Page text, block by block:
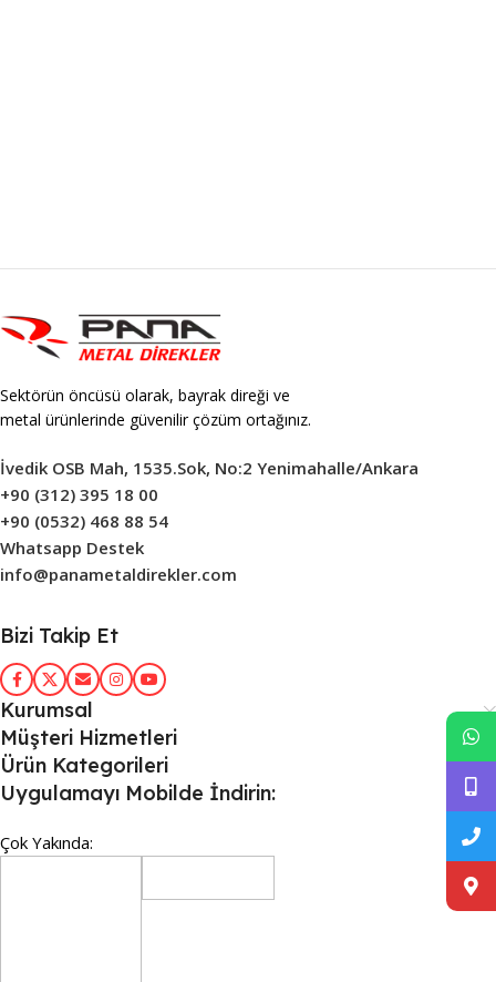
Sektörün öncüsü olarak, bayrak direği ve
metal ürünlerinde güvenilir çözüm ortağınız.
İvedik OSB Mah, 1535.Sok, No:2 Yenimahalle/Ankara
+90 (312) 395 18 00
+90 (0532) 468 88 54
Whatsapp Destek
info@panametaldirekler.com
Bizi Takip Et
Kurumsal
Müşteri Hizmetleri
Ürün Kategorileri
Uygulamayı Mobilde İndirin:
Çok Yakında: